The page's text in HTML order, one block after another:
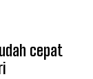
cepat